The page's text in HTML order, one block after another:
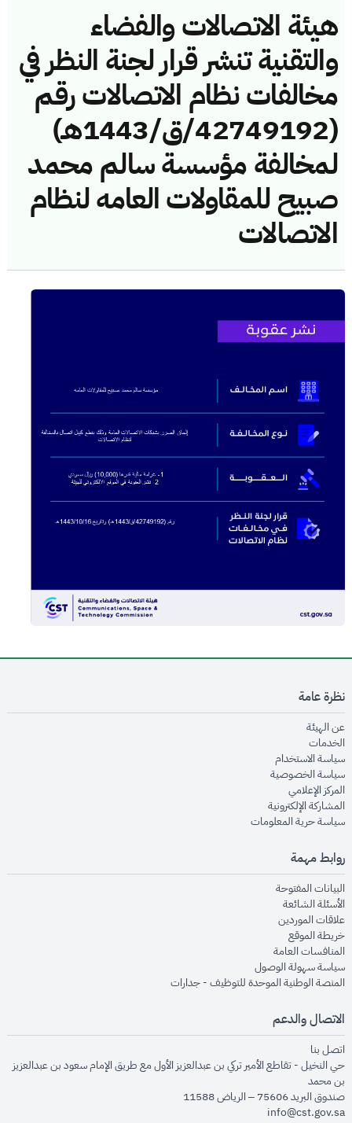
هيئة الاتصالات والفضاء
والتقنية تنشر قرار لجنة النظر في
مخالفات نظام الاتصالات رقم
(42749192/ق/1443هـ)
لمخالفة مؤسسة سالم محمد
صبيح للمقاولات العامه لنظام
الاتصالات
نظرة عامة
عن الهيئةopens in new window
الخدماتopens in new window
سياسة الاستخدام
سياسة الخصوصيةopens in new window
المركز الإعلاميopens in new window
المشاركة الإلكترونيةopens in new window
سياسة حرية المعلوماتopens in new window
روابط مهمة
البيانات المفتوحةopens in new window
الأسئلة الشائعةopens in new window
علاقات الموردينopens in new window
خريطة الموقعopens in new window
المنافسات العامةopens in new window
سياسة سهولة الوصولopens in new window
المنصة الوطنية الموحدة للتوظيف - جداراتopens in new window
الاتصال والدعم
اتصل بنا
حي النخيل - تقاطع الأمير تركي بن عبدالعزيز الأول مع طريق الإمام سعود بن عبدالعزيز
بن محمد
صندوق البريد 75606 – الرياض 11588
info@cst.gov.sa